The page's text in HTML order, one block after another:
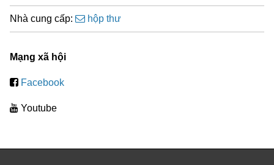
Nhà cung cấp: hộp thư
Mạng xã hội
Facebook
Youtube